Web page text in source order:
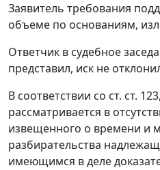
Заявитель требования
объеме по основаниям,
Ответчик в судебное
представил, иск не
В соответствии со ст. ст. 123,
рассматривается в
извещенного о времени и
разбирательства
имеющимся в деле